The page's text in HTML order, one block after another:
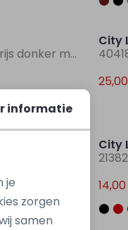
304689 W20439 Grijs donker melee
City
25,00
Sale
City
14,00
informatie
je
zorgen
samen